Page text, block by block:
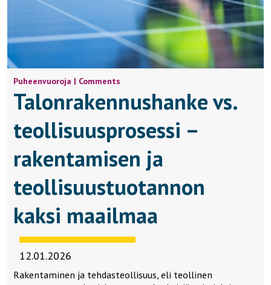
Puheenvuoroja | Comments
Talonrakennushanke vs.
teollisuusprosessi –
rakentamisen ja
teollisuustuotannon
kaksi maailmaa
12.01.2026
Rakentaminen ja tehdasteollisuus, eli teollinen